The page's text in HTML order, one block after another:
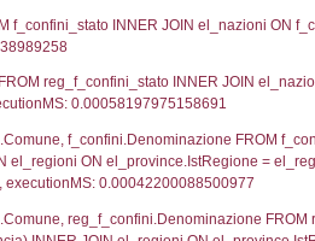
el_comuni.Comune as
as ProvinciaSL,
JOIN el_comuni AS
=
0.00082802772521973